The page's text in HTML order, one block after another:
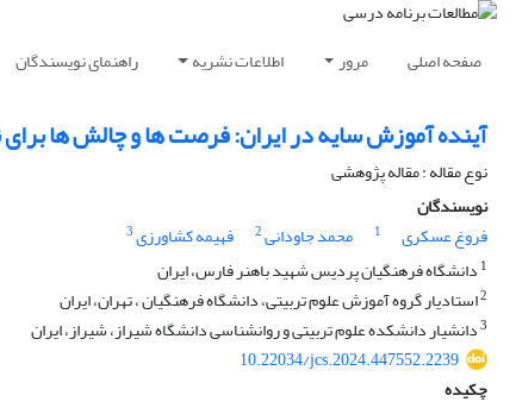
صفحه اصلی مرور اطلاعات نشریه راهنمای نویسندگان
آینده آموزش سایه در ایران: فرصت ها و چالش ها
نوع مقاله : مقاله پژوهشی
نویسندگان
فروغ عسکری
1 محمد جاودانی2 فهیمه کشاورزی3
1 دانشگاه فرهنگیان پردیس شهید باهنر فارس، ایران
2استادیار گروه آموزش علوم تربیتی، دانشگاه فرهنگیان ، تهران، ایران
3دانشیار دانشکده علوم تربیتی و روانشناسی دانشگاه شیراز، شیراز، ایران
10.22034/jcs.2024.447552.2239
چکیده